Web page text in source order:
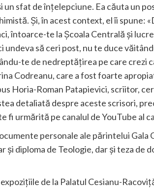
sfat de înțelepciune. Ea căuta un
Și, în acest context, el îi spune:
întoarce-te la Școala Centrală și
undeva să ceri post, nu te duce
te de nedreptățirea pe care crezi
Codreanu, care a fost foarte
Horia-Roman Patapievici, scriitor,
detaliată despre aceste scrisori,
fi urmărită pe canalul de YouTube al
personale ale părintelui Gala
diploma de Teologie, dar și teza de
de la Palatul Cesianu-